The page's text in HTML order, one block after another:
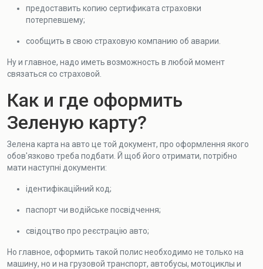
предоставить копию сертификата страховки
потерпевшему;
сообщить в свою страховую компанию об аварии.
Ну и главное, надо иметь возможность в любой момент
связаться со страховой.
Как и где оформить
Зеленую карту?
Зелена карта на авто це той документ, про оформлення якого
обов'язково треба подбати. Й щоб його отримати, потрібно
мати наступні документи:
ідентифікаційний код;
паспорт чи водійське посвідчення;
свідоцтво про реєстрацію авто;
Но главное, оформить такой полис необходимо не только на
машину, но и на грузовой транспорт, автобусы, мотоциклы и